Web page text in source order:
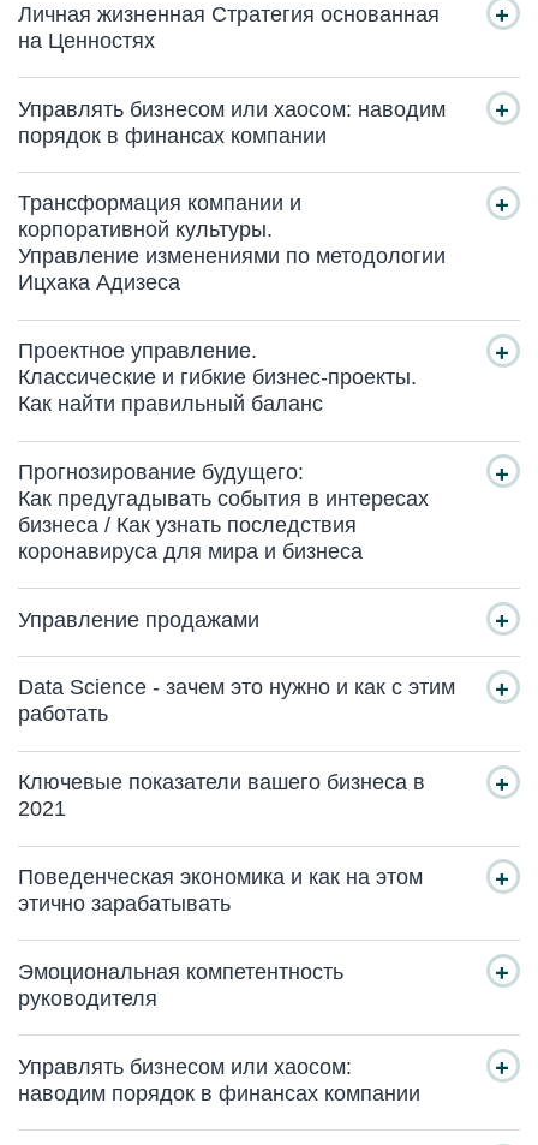
Личная жизненная Стратегия основанная
на Ценностях
Управлять бизнесом или хаосом: наводим
порядок в финансах компании
Трансформация компании и
корпоративной культуры.
Управление изменениями по методологии
Ицхака Адизеса
Проектное управление.
Классические и гибкие бизнес-проекты.
Как найти правильный баланс
Прогнозирование будущего:
Как предугадывать события в интересах
бизнеса / Как узнать последствия
коронавируса для мира и бизнеса
Управление продажами
Data Science - зачем это нужно и как с этим
работать
Ключевые показатели вашего бизнеса в
2021
Поведенческая экономика и как на этом
этично зарабатывать
Эмоциональная компетентность
руководителя
Управлять бизнесом или хаосом:
наводим порядок в финансах компании